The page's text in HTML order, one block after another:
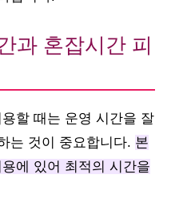
과 혼잡시간 피
할 때는 운영 시간을 잘
는 것이 중요합니다. 본
에 있어 최적의 시간을